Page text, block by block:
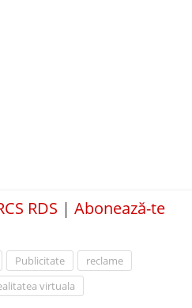
RDS | Abonează-te
Publicitate
reclame
virtuala